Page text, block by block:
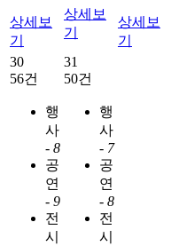
상세보
기
상세보
기
상세보
기
30
56건
행
사
- 8
공
연
- 9
전
시
31
50건
행
사
- 7
공
연
- 8
전
시